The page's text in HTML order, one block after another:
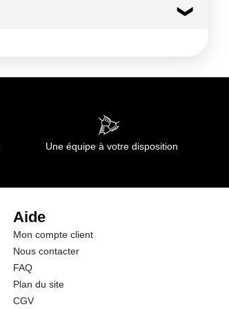
Une équipe à votre disposition
Aide
Mon compte client
Nous contacter
FAQ
Plan du site
CGV